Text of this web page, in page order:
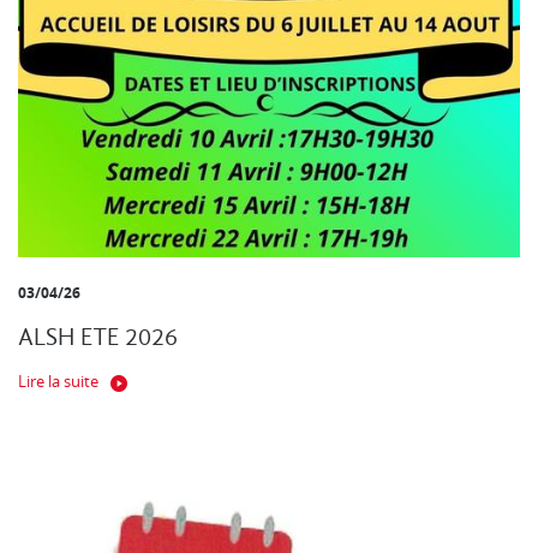
03/04/26
ALSH ETE 2026
Lire la suite